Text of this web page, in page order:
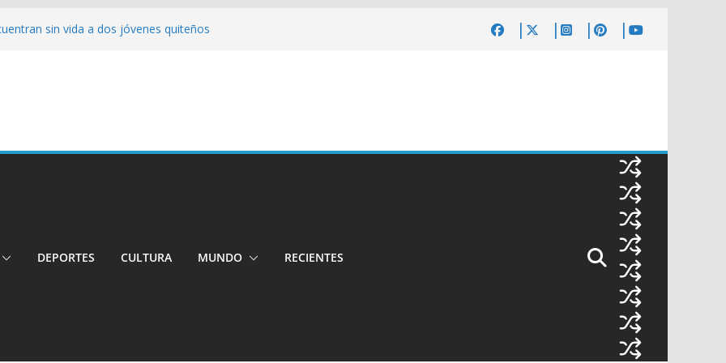
sin vida a dos jóvenes quiteños
irregulares fueron incinerados para
ecuatorianos
mayor murió atropellado en el sur
DEPORTES CULTURA MUNDO RECIENTES